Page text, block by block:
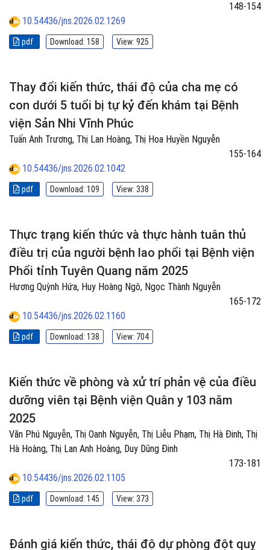
148-154
10.54436/jns.2026.02.1269
pdf Download: 158 View: 925
Thay đổi kiến thức, thái độ của cha mẹ có
con dưới 5 tuổi bị tự kỷ đến khám tại Bệnh
viện Sản Nhi Vĩnh Phúc
Tuấn Anh Trương, Thị Lan Hoàng, Thị Hoa Huyền Nguyễn
155-164
10.54436/jns.2026.02.1042
pdf Download: 109 View: 338
Thực trạng kiến thức và thực hành tuân thủ
điều trị của người bệnh lao phổi tại Bệnh viện
Phổi tỉnh Tuyên Quang năm 2025
Hương Quỳnh Hứa, Huy Hoàng Ngô, Ngọc Thành Nguyễn
165-172
10.54436/jns.2026.02.1160
pdf Download: 138 View: 704
Kiến thức về phòng và xử trí phản vệ của điều
dưỡng viên tại Bệnh viện Quân y 103 năm
2025
Văn Phú Nguyễn, Thị Oanh Nguyễn, Thị Liễu Phạm, Thị Hà Đinh, Thị
Hà Hoàng, Thị Lan Anh Hoàng, Duy Dũng Đinh
173-181
10.54436/jns.2026.02.1105
pdf Download: 145 View: 373
Đánh giá kiến thức, thái độ dự phòng đột quỵ